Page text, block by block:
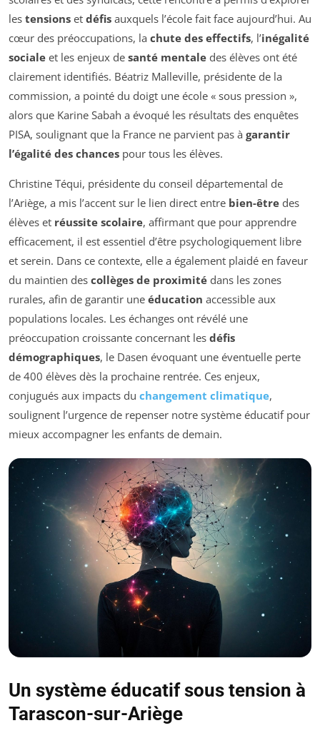
les tensions et défis auxquels l’école fait face aujourd’hui. Au
cœur des préoccupations, la chute des effectifs, l’inégalité
sociale et les enjeux de santé mentale des élèves ont été
clairement identifiés. Béatriz Malleville, présidente de la
commission, a pointé du doigt une école « sous pression »,
alors que Karine Sabah a évoqué les résultats des enquêtes
PISA, soulignant que la France ne parvient pas à garantir
l’égalité des chances pour tous les élèves.
Christine Téqui, présidente du conseil départemental de
l’Ariège, a mis l’accent sur le lien direct entre bien-être des
élèves et réussite scolaire, affirmant que pour apprendre
efficacement, il est essentiel d’être psychologiquement libre
et serein. Dans ce contexte, elle a également plaidé en faveur
du maintien des collèges de proximité dans les zones
rurales, afin de garantir une éducation accessible aux
populations locales. Les échanges ont révélé une
préoccupation croissante concernant les défis
démographiques, le Dasen évoquant une éventuelle perte
de 400 élèves dès la prochaine rentrée. Ces enjeux,
conjugués aux impacts du changement climatique,
soulignent l’urgence de repenser notre système éducatif pour
mieux accompagner les enfants de demain.
Un système éducatif sous tension à
Tarascon-sur-Ariège